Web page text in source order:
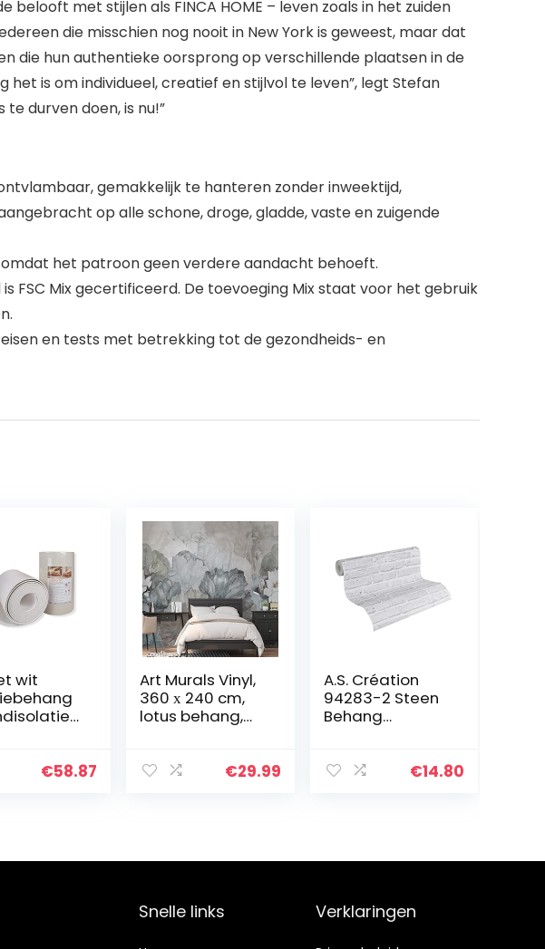
met stijlen als FINCA HOME – leven zoals in het zuiden
die misschien nog nooit in New York is geweest, maar dat
die hun authentieke oorsprong op verschillende plaatsen in de
is om individueel, creatief en stijlvol te leven”, legt Stefan
durven doen, is nu!”
gemakkelijk te hanteren zonder inweektijd,
op alle schone, droge, gladde, vaste en zuigende
het patroon geen verdere aandacht behoeft.
FSC Mix gecertificeerd. De toevoeging Mix staat voor het gebruik
en tests met betrekking tot de gezondheids- en
wit
€58.87
Art Murals Vinyl,
360 х 240 cm,
lotus behang,
woonkamer,
€29.99
A.S. Création
94283-2 Steen
Behang
Grijs, 10,05m x
€14.80
Snelle links Verklaringen